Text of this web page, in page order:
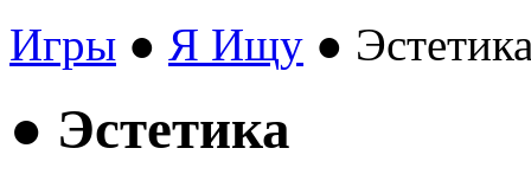
Игры ● Я Ищу ●
● Эстетика